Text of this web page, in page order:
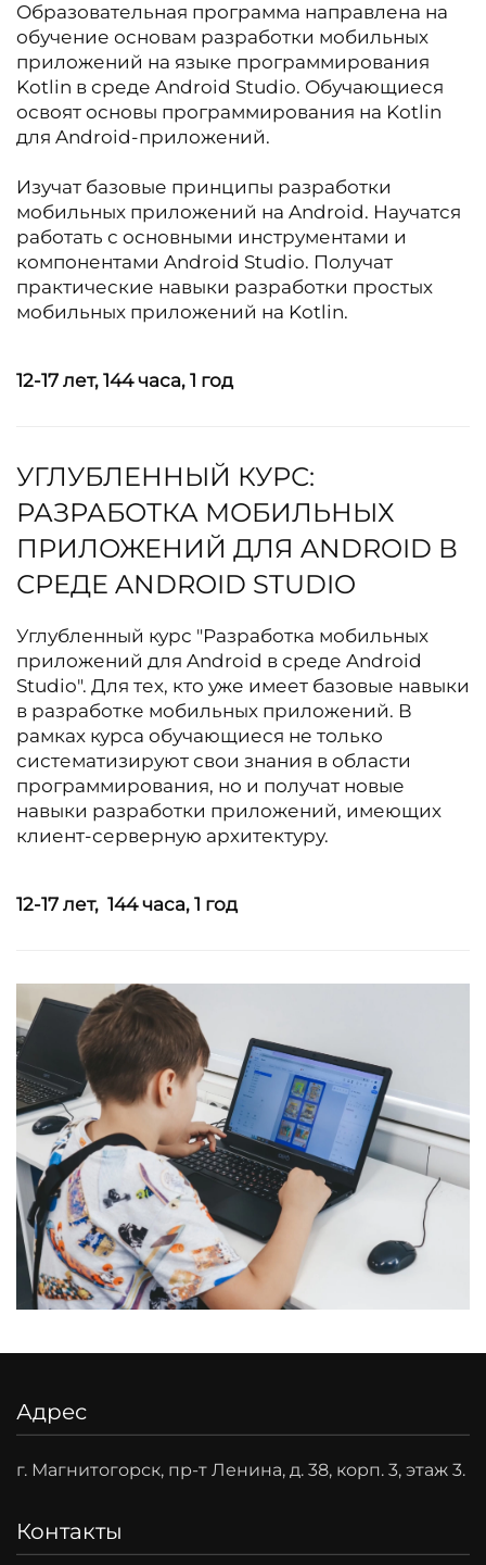
Образовательная программа направлена на
обучение основам разработки мобильных
приложений на языке программирования
Kotlin в среде Android Studio. Обучающиеся
освоят основы программирования на Kotlin
для Android-приложений.
Изучат базовые принципы разработки
мобильных приложений на Android. Научатся
работать с основными инструментами и
компонентами Android Studio. Получат
практические навыки разработки простых
мобильных приложений на Kotlin.
12-17 лет, 144 часа, 1 год
УГЛУБЛЕННЫЙ КУРС:
РАЗРАБОТКА МОБИЛЬНЫХ
ПРИЛОЖЕНИЙ ДЛЯ ANDROID В
СРЕДЕ ANDROID STUDIO
Углубленный курс "Разработка мобильных
приложений для Android в среде Android
Studio". Для тех, кто уже имеет базовые навыки
в разработке мобильных приложений. В
рамках курса обучающиеся не только
систематизируют свои знания в области
программирования, но и получат новые
навыки разработки приложений, имеющих
клиент-серверную архитектуру.
12-17 лет, 144 часа, 1 год
Адрес
г. Магнитогорск, пр-т Ленина, д. 38, корп. 3, этаж 3.
Контакты